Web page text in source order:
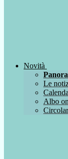
Novità
Le
Albo